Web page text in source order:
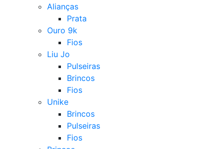
Alianças
Prata
Ouro 9k
Fios
Liu Jo
Pulseiras
Brincos
Fios
Unike
Brincos
Pulseiras
Fios